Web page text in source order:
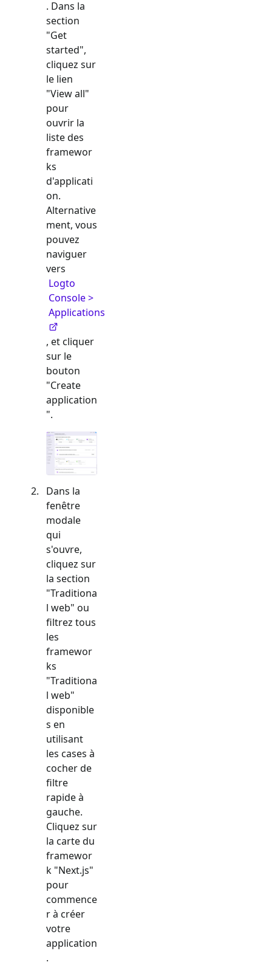
. Dans la
section
"Get
started",
cliquez sur
le lien
"View all"
pour
ouvrir la
liste des
framewor
ks
d'applicati
on.
Alternative
ment, vous
pouvez
naviguer
vers
Logto
Console >
Applications
, et cliquer
sur le
bouton
"Create
application
".
Dans la
fenêtre
modale
qui
s'ouvre,
cliquez sur
la section
"Traditiona
l web" ou
filtrez tous
les
framewor
ks
"Traditiona
l web"
disponible
s en
utilisant
les cases à
cocher de
filtre
rapide à
gauche.
Cliquez sur
la carte du
framewor
k "Next.js"
pour
commence
r à créer
votre
application
.